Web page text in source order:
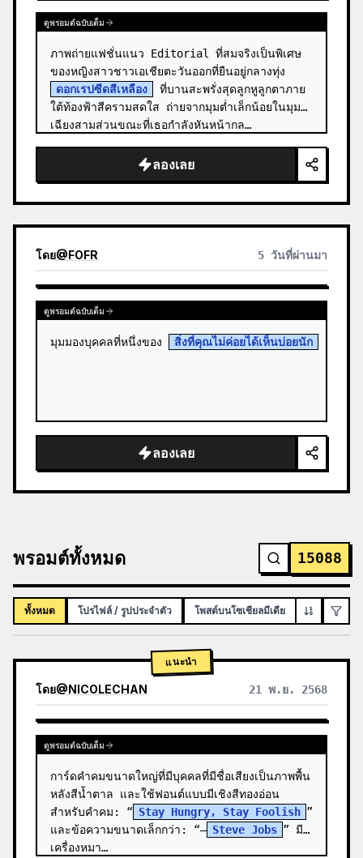
ดูพรอมต์ฉบับเต็ม
ภาพถ่ายแฟชั่นแนว Editorial ที่สมจริงเป็นพิเศษ
ดอกเรปซีดสีเหลือง
ที่บานสะพรั่งสุดลูกหูลูกตาภาย
ใต้ท้องฟ้าสีครามสดใส ถ่ายจากมุมต่ำเล็กน้อยในมุม
เฉียงสามส่วนขณะที่เธอกำลังหันหน้ากล…
ลองเลย
โดย@FOFR 5 วันที่ผ่านมา
ดูพรอมต์ฉบับเต็ม
มุมมองบุคคลที่หนึ่งของ สิ่งที่คุณไม่ค่อยได้เห็นบ่อยนัก
ลองเลย
พรอมต์ทั้งหมด 15088
ทั้งหมด โปรไฟล์ / รูปประจำตัว โพสต์บนโซเชียลมีเดีย อินโฟกราฟิก
แนะนำ
โดย@NICOLECHAN 21 พ.ย. 2568
ดูผลลัพธ์จากโมเดลอื่น
ดูพรอมต์ฉบับเต็ม
การ์ดคำคมขนาดใหญ่ที่มีบุคคลที่มีชื่อเสียงเป็นภาพพื้น
หลังสีน้ำตาล และใช้ฟอนต์แบบมีเชิงสีทองอ่อน
สำหรับคำคม: “ Stay Hungry, Stay Foolish ”
และข้อความขนาดเล็กกว่า: “— Steve Jobs ” มี
เครื่องหมา…